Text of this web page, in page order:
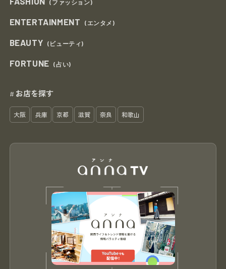
(ファッション)
ENTERTAINMENT (エンタメ)
BEAUTY (ビューティ)
FORTUNE (占い)
# お店を探す
大阪 兵庫 京都 滋賀 奈良 和歌山